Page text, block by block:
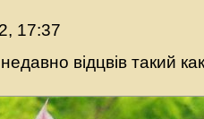
17:37
відцвів такий